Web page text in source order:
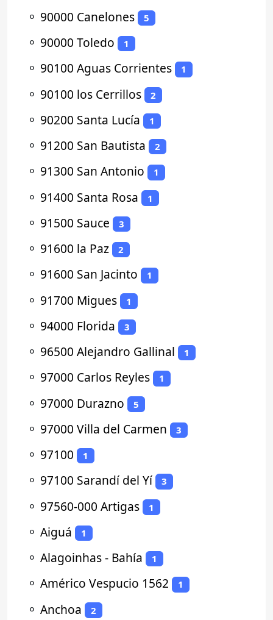
⚬ 90000 Canelones 5
⚬ 90000 Toledo 1
⚬ 90100 Aguas Corrientes 1
⚬ 90100 los Cerrillos 2
⚬ 90200 Santa Lucía 1
⚬ 91200 San Bautista 2
⚬ 91300 San Antonio 1
⚬ 91400 Santa Rosa 1
⚬ 91500 Sauce 3
⚬ 91600 la Paz 2
⚬ 91600 San Jacinto 1
⚬ 91700 Migues 1
⚬ 94000 Florida 3
⚬ 96500 Alejandro Gallinal 1
⚬ 97000 Carlos Reyles 1
⚬ 97000 Durazno 5
⚬ 97000 Villa del Carmen 3
⚬ 97100 1
⚬ 97100 Sarandí del Yí 3
⚬ 97560-000 Artigas 1
⚬ Aiguá 1
⚬ Alagoinhas - Bahía 1
⚬ Américo Vespucio 1562 1
⚬ Anchoa 2